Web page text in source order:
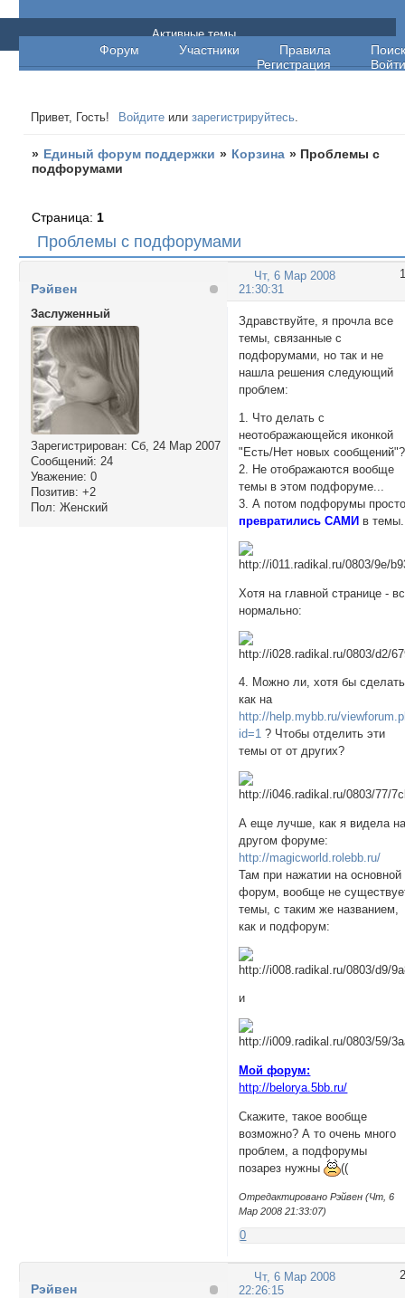
Единый форум поддержки
Форум Участники Правила
Поиск
Регистрация
Войти
Активные темы
Привет, Гость! Войдите илизарегистрируйтесь.
» Единый форум поддержки » Корзина » Проблемы с
подфорумами
Проблемы с подфорумами
Страница: 1
1
Чт, 6 Мар 2008
21:30:31
Рэйвен
Заслуженный
Зарегистрирован: Сб, 24 Мар 2007
Сообщений: 24
Уважение: 0
Позитив: +2
Пол: Женский
Здравствуйте, я прочла все
темы, связанные с
подфорумами, но так и не
нашла решения следующий
проблем:
1. Что делать с
неотображающейся иконкой
"Есть/Нет новых сообщений"?
2. Не отображаются вообще
темы в этом подфоруме...
3. А потом подфорумы
превратились САМИ в
Хотя на главной странице -
нормально:
4. Можно ли, хотя бы
как на
http://help.mybb.ru/
id=1 ? Чтобы отделить эти
темы от от других?
А еще лучше, как я видела
другом форуме:
http://magicworld.rolebb.ru/
Там при нажатии на основной
форум, вообще не
темы, с таким же названием,
как и подфорум:
и
Мой форум:
http://belorya.5bb.ru/
Скажите, такое вообще
возможно? А то очень много
проблем, а подфорумы
позарез нужны
((
Отредактировано Рэйвен (Чт, 6
Мар 2008 21:33:07)
0
2
Чт, 6 Мар 2008
22:26:15
Рэйвен